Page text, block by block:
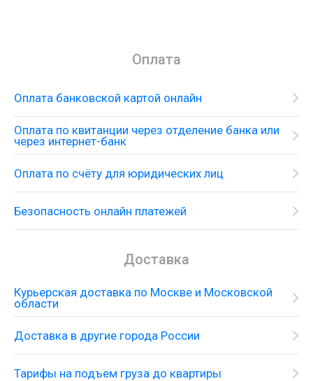
Оплата
Оплата банковской картой онлайн
Оплата по квитанции через отделение банка или
через интернет-банк
Оплата по счёту для юридических лиц
Безопасность онлайн платежей
Доставка
Курьерская доставка по Москве и Московской
области
Доставка в другие города России
Тарифы на подъем груза до квартиры